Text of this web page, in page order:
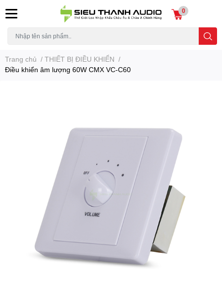
0
Trang chủ / THIẾT BỊ ĐIỀU KHIỂN /
Điều khiển âm lượng 60W CMX VC-C60